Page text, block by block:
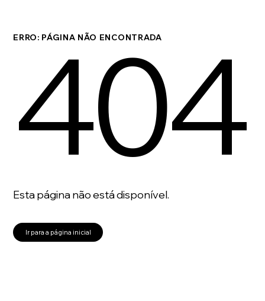
ERRO: PÁGINA NÃO ENCONTRADA
404
Esta página não está disponível.
Ir para a página inicial